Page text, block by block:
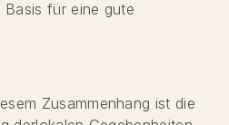
für eine gute
Zusammenhang ist die